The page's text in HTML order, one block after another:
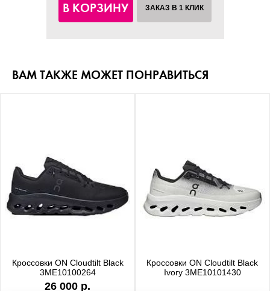
В КОРЗИНУ ЗАКАЗ В 1 КЛИК
ВАМ ТАКЖЕ МОЖЕТ ПОНРАВИТЬСЯ
Кроссовки ON Cloudtilt Black
3ME10100264
26 000 р.
Кроссовки ON Cloudtilt Black
Ivory 3ME10101430